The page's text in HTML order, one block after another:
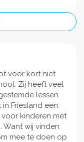
voor kort niet
Zij heeft veel
lessen
Friesland een
kinderen met
Want wij vinden
mee te doen op